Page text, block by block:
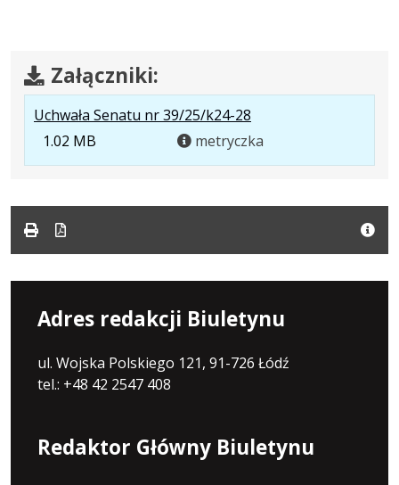
Załączniki:
Uchwała Senatu nr 39/25/k24-28
Rozmiar
1.02 MB metryczka
Adres redakcji Biuletynu
ul. Wojska Polskiego 121, 91-726 Łódź
tel.: +48 42 2547 408
Redaktor Główny Biuletynu